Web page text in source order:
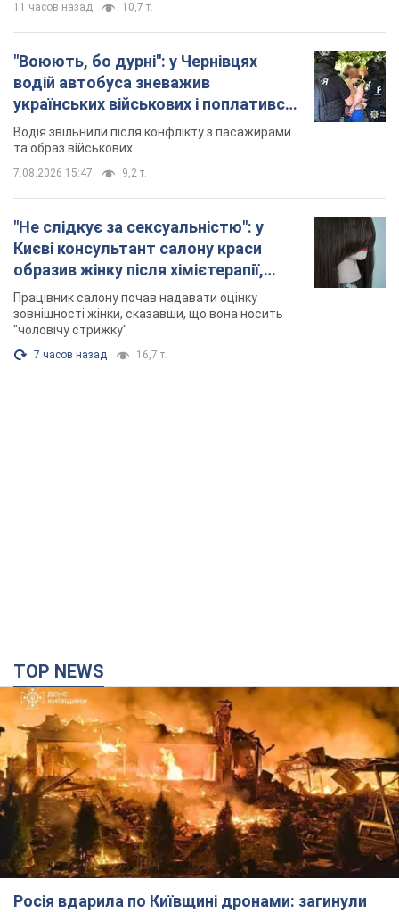
11 часов назад 10,7 т.
"Воюють, бо дурні": у Чернівцях
водій автобуса зневажив
українських військових і поплатився.
Відео
Водія звільнили після конфлікту з пасажирами
та образ військових
7.08.2026 15:47 9,2 т.
"Не слідкує за сексуальністю": у
Києві консультант салону краси
образив жінку після хімієтерапії,
розгорівся скандал. Фото
Працівник салону почав надавати оцінку
зовнішності жінки, сказавши, що вона носить
"чоловічу стрижку"
7 часов назад 16,7 т.
TOP NEWS
Росія вдарила по Київщині дронами: загинули